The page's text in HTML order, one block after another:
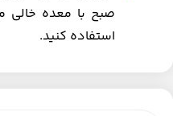
صبح با معده
استفاده کنید.